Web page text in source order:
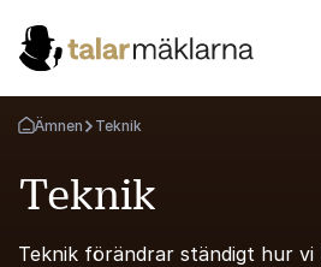
Gå tillbaka till startsidan
Ämnen Teknik
Teknik
Teknik förändrar ständigt hur vi